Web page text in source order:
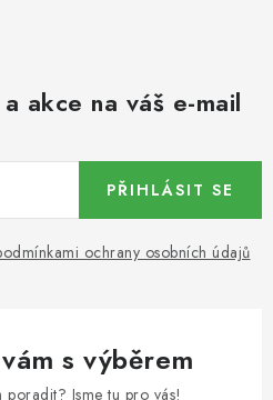
OŘECHY / KEŠU ZLOMKY
/ KEŠU OŘECHY
(ARAŠÍDY) /
/ KOKOS PLÁTKY
akce na váš e-mail
ochrany osobních údajů
PŘIHLÁSIT SE
s výběrem
Jsme tu pro vás!